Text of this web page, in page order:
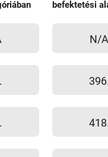
befektetési
N/A